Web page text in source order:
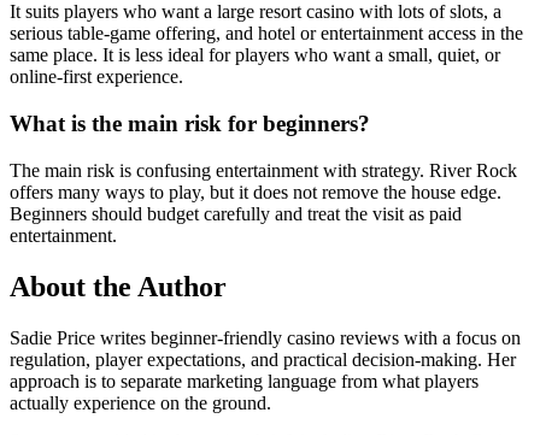
It suits players who want a large resort casino with lots of slots, a
serious table-game offering, and hotel or entertainment access in the
same place. It is less ideal for players who want a small, quiet, or
online-first experience.
What is the main risk for beginners?
The main risk is confusing entertainment with strategy. River Rock
offers many ways to play, but it does not remove the house edge.
Beginners should budget carefully and treat the visit as paid
entertainment.
About the Author
Sadie Price writes beginner-friendly casino reviews with a focus on
regulation, player expectations, and practical decision-making. Her
approach is to separate marketing language from what players
actually experience on the ground.